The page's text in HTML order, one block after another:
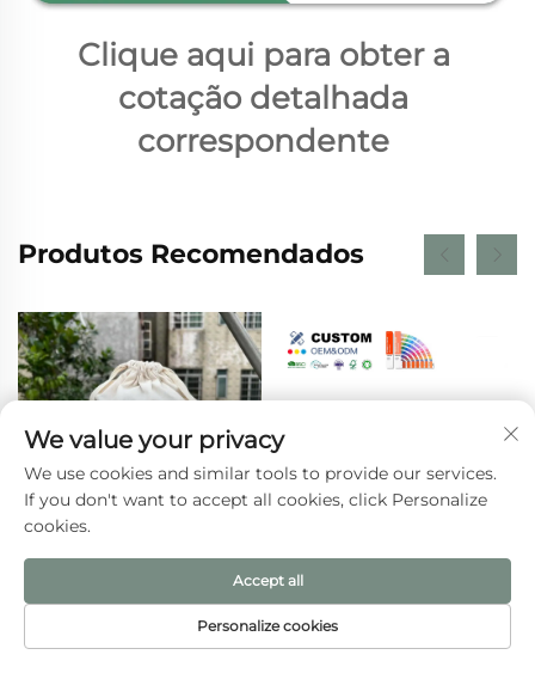
Clique aqui para obter a
cotação detalhada
correspondente
Produtos Recomendados
Bolsa Térmica Isolada
We value your privacy
We use cookies and similar tools to provide our services.
If you don't want to accept all cookies, click Personalize
cookies.
Personalize cookies
Accept all